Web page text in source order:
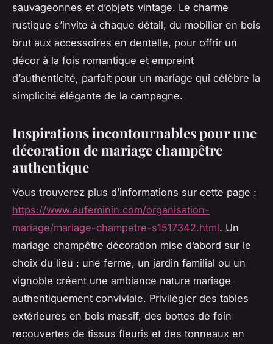
sauvageonnes et d’objets vintage. Le charme
rustique s’invite à chaque détail, du mobilier en bois
brut aux accessoires en dentelle, pour offrir un
décor à la fois romantique et empreint
d’authenticité, parfait pour un mariage qui célèbre la
simplicité élégante de la campagne.
Inspirations incontournables pour une
décoration de mariage champêtre
authentique
Vous trouverez plus d’informations sur cette page :
https://www.aufeminin.com/organisation-
mariage/mariage-champetre-s1517342.html. Un
mariage champêtre décoration mise d’abord sur le
choix du lieu : une ferme, un jardin familial ou un
vignoble créent une ambiance nature mariage
authentiquement conviviale. Privilégier des tables
extérieures en bois massif, des bottes de foin
recouvertes de tissus fleuris et des tonneaux en